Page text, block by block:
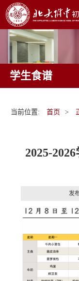
学生食谱
当前位置: 首页 >
2025-
发